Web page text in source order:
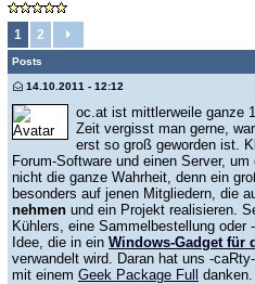
1 2
Posts
14.10.2011 - 12:12
oc.at ist mittlerweile ganze
Zeit vergisst man gerne,
erst so groß geworden ist.
Forum-Software und einen Server,
nicht die ganze Wahrheit, denn ein
besonders auf jenen Mitgliedern, die
nehmen und ein Projekt realisieren.
Kühlers, eine Sammelbestellung
Idee, die in ein Windows-Gadget für
verwandelt wird. Daran hat uns -
mit einem Geek Package Full
danken.